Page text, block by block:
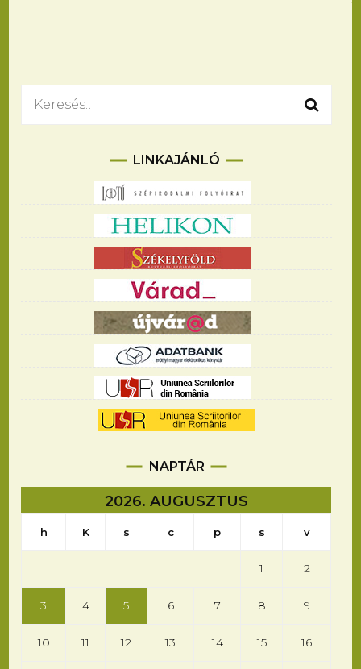
Keresés:
LINKAJÁNLÓ
NAPTÁR
2026. AUGUSZTUS
h K s c p s v
1 2
3 4 5 6 7 8 9
10 11 12 13 14 15 16